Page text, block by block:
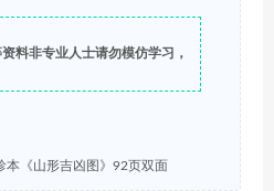
料非专业人士请勿模仿学习，
本《山形吉凶图》92页双面